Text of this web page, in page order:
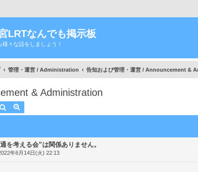
LRTなんでも掲示板
々な話をしましょう！
管理・運営 / Administration 告知および管理・運営 / Announcement &
& Administration
検索
を考える会”は関係ありません。
年6月14日(火) 22:13